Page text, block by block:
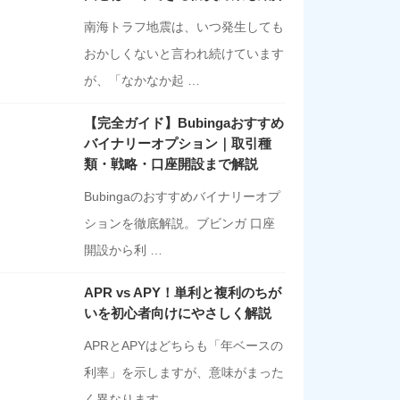
南海トラフ地震は、いつ発生しても
おかしくないと言われ続けています
が、「なかなか起 …
【完全ガイド】Bubingaおすすめ
バイナリーオプション｜取引種
類・戦略・口座開設まで解説
Bubingaのおすすめバイナリーオプ
ションを徹底解説。ブビンガ 口座
開設から利 …
APR vs APY！単利と複利のちが
いを初心者向けにやさしく解説
APRとAPYはどちらも「年ベースの
利率」を示しますが、意味がまった